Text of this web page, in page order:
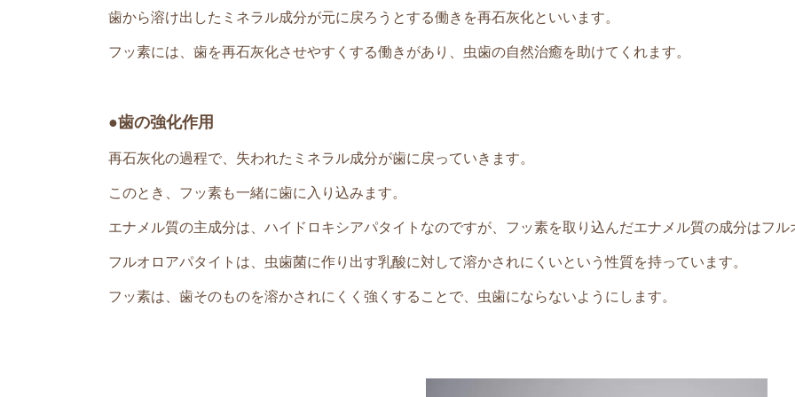
歯から溶け出したミネラル成分が元に戻ろうとする働きを再石灰化といいます。
フッ素には、歯を再石灰化させやすくする働きがあり、虫歯の自然治癒を助けてくれます。
●歯の強化作用
再石灰化の過程で、失われたミネラル成分が歯に戻っていきます。
このとき、フッ素も一緒に歯に入り込みます。
エナメル質の主成分は、ハイドロキシアパタイトなのですが、フッ素を取り込んだエナメル質の成分はフル
フルオロアパタイトは、虫歯菌に作り出す乳酸に対して溶かされにくいという性質を持っています。
フッ素は、歯そのものを溶かされにくく強くすることで、虫歯にならないようにします。